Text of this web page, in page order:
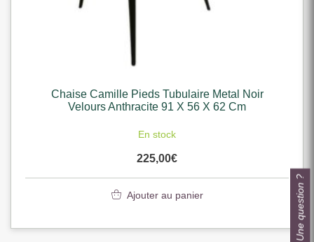
Chaise Camille Pieds Tubulaire Metal Noir
Velours Anthracite 91 X 56 X 62 Cm
En stock
225,00€
Ajouter au panier Une question ?